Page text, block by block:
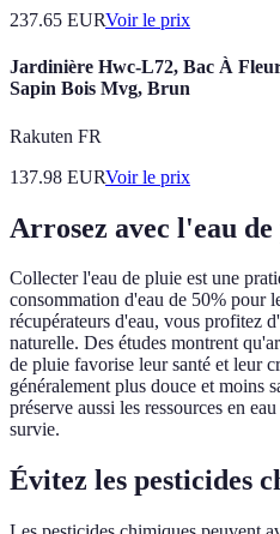
237.65 EURVoir le prix
Jardinière Hwc-L72, Bac À
Sapin Bois Mvg, Brun
Rakuten FR
137.98 EURVoir le prix
Arrosez avec l'eau
Collecter l'eau de pluie est une
consommation d'eau de 50% pour
récupérateurs d'eau, vous profitez
naturelle. Des études montrent
de pluie favorise leur santé et leur
généralement plus douce et moins
préserve aussi les ressources en
survie.
Évitez les pesticides